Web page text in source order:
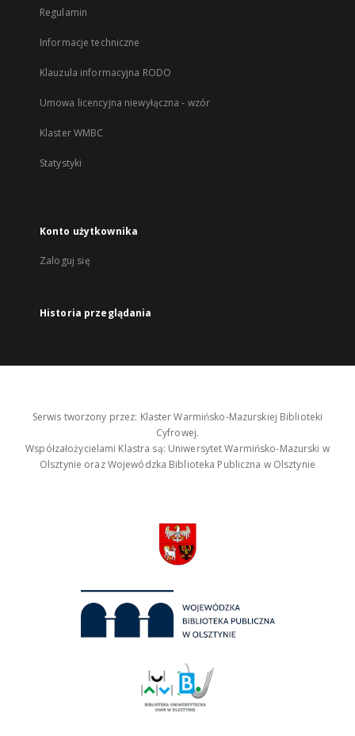
Regulamin
Informacje techniczne
Klauzula informacyjna RODO
Umowa licencyjna niewyłączna - wzór
Klaster WMBC
Statystyki
Konto użytkownika
Zaloguj się
Historia przeglądania
Serwis tworzony przez: Klaster Warmińsko-Mazurskiej Biblioteki
Cyfrowej.
Współzałożycielami Klastra są: Uniwersytet Warmińsko-Mazurski w
Olsztynie oraz Wojewódzka Biblioteka Publiczna w Olsztynie